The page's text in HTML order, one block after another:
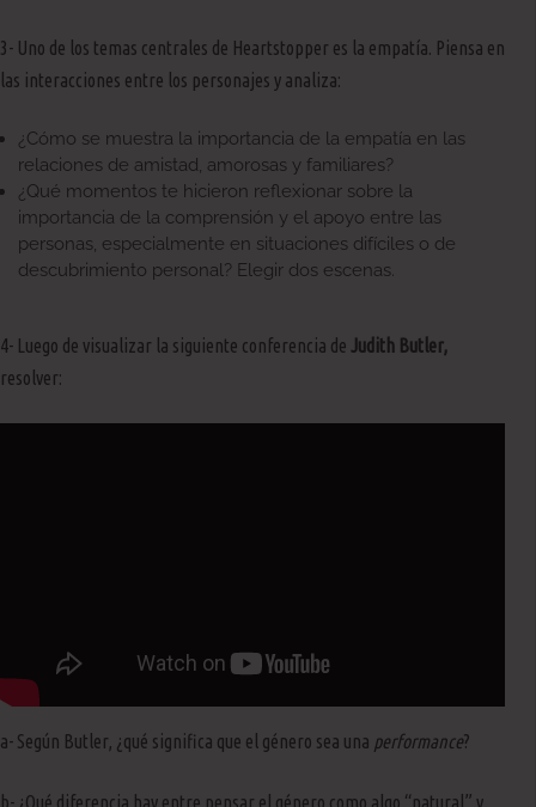
3- Uno de los temas centrales de Heartstopper es la empatía. Piensa en
las interacciones entre los personajes y analiza:
¿Cómo se muestra la importancia de la empatía en las
relaciones de amistad, amorosas y familiares?
¿Qué momentos te hicieron reflexionar sobre la
importancia de la comprensión y el apoyo entre las
personas, especialmente en situaciones difíciles o de
descubrimiento personal? Elegir dos escenas.
4- Luego de visualizar la siguiente conferencia de Judith Butler,
resolver:
a- Según Butler, ¿qué significa que el género sea una performance?
b- ¿Qué diferencia hay entre pensar el género como algo “natural” y